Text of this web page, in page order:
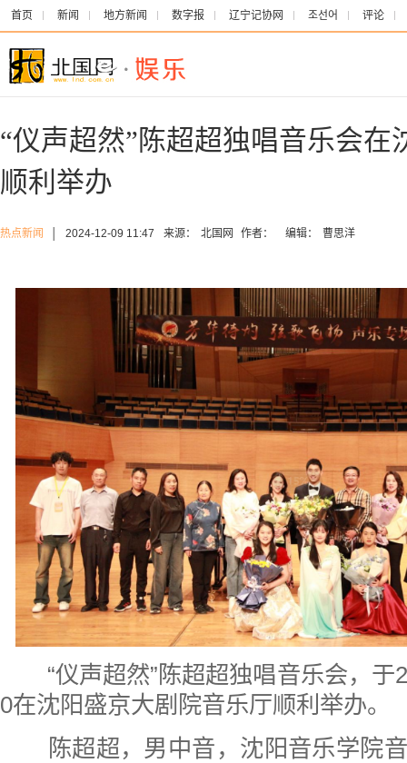
首页 新闻 地方新闻 数字报 辽宁记协网 조선어 评论
“仪声超然”陈超超独唱音乐会在
顺利举办
热点新闻 2024-12-09 11:47 来源： 北国网 作者： 编辑： 曹思洋
“仪声超然”陈超超独唱音乐会，于
0在沈阳盛京大剧院音乐厅顺利举办。
陈超超，男中音，沈阳音乐学院音